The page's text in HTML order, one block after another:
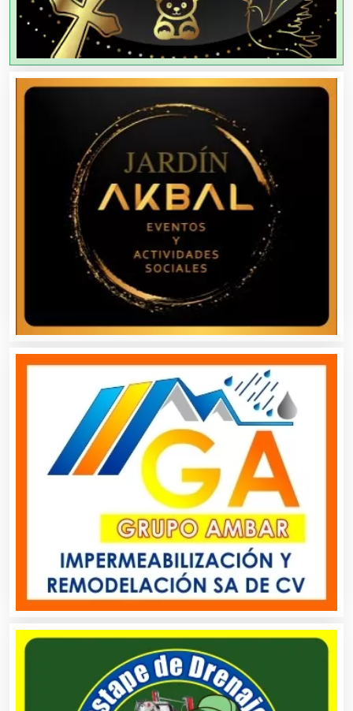
Agricultores
Agricultura y Ganadería
Agua Purificada
Aire Acondicionado
Alarmas
Albercas
Alimentos
Almacenaje
Alquiler de Autos
Alquiler de Equipos para Fiestas
Alquiler de Sillas y Mesas